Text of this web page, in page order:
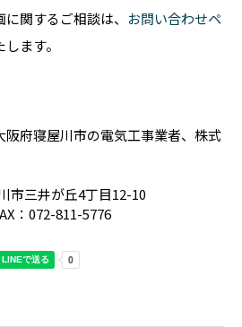
関するご相談は、 お問い合わせペ
ます。
阪府寝屋川市の電気工事業者、株式
市三井が丘4丁目12-10
：072-811-5776